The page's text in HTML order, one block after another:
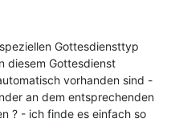
Gottesdiensttyp
diesem Gottesdienst
vorhanden sind -
an dem entsprechenden
? - ich finde es einfach so